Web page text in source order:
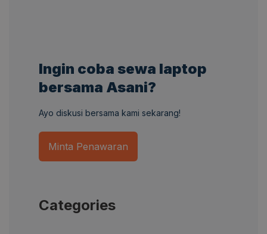
Ingin coba sewa laptop
bersama Asani?
Ayo diskusi bersama kami sekarang!
Minta Penawaran
Categories